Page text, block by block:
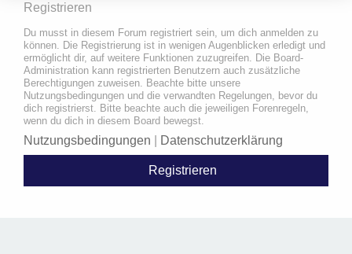
Registrieren
Du musst in diesem Forum registriert sein, um dich anmelden zu
können. Die Registrierung ist in wenigen Augenblicken erledigt und
ermöglicht dir, auf weitere Funktionen zuzugreifen. Die Board-
Administration kann registrierten Benutzern auch zusätzliche
Berechtigungen zuweisen. Beachte bitte unsere
Nutzungsbedingungen und die verwandten Regelungen, bevor du
dich registrierst. Bitte beachte auch die jeweiligen Forenregeln,
wenn du dich in diesem Board bewegst.
Nutzungsbedingungen Datenschutzerklärung
Registrieren